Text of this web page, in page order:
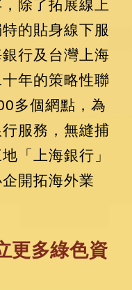
除了拓展線上
的貼身線下服
行及台灣上海
年的策略性聯
多個網點，為
服務，無縫捕
「上海銀行」
開拓海外業
更多綠色資